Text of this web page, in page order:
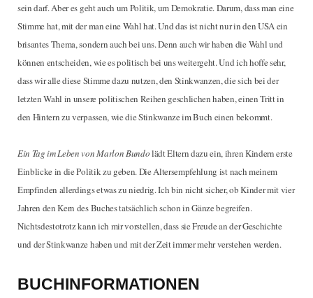
sein darf. Aber es geht auch um Politik, um Demokratie. Darum, dass man eine
Stimme hat, mit der man eine Wahl hat. Und das ist nicht nur in den USA ein
brisantes Thema, sondern auch bei uns. Denn auch wir haben die Wahl und
können entscheiden, wie es politisch bei uns weitergeht. Und ich hoffe sehr,
dass wir alle diese Stimme dazu nutzen, den Stinkwanzen, die sich bei der
letzten Wahl in unsere politischen Reihen geschlichen haben, einen Tritt in
den Hintern zu verpassen, wie die Stinkwanze im Buch einen bekommt.
Ein Tag im Leben von Marlon Bundolädt Eltern dazu ein, ihren Kindern erste
Einblicke in die Politik zu geben. Die Altersempfehlung ist nach meinem
Empfinden allerdings etwas zu niedrig. Ich bin nicht sicher, ob Kinder mit vier
Jahren den Kern des Buches tatsächlich schon in Gänze begreifen.
Nichtsdestotrotz kann ich mir vorstellen, dass sie Freude an der Geschichte
und der Stinkwanze haben und mit der Zeit immer mehr verstehen werden.
BUCHINFORMATIONEN